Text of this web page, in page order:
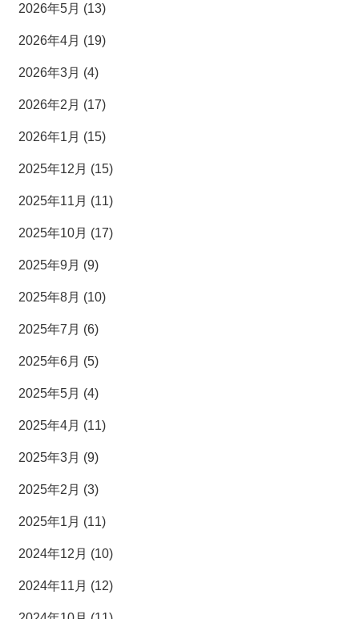
2026年5月 (13)
2026年4月 (19)
2026年3月 (4)
2026年2月 (17)
2026年1月 (15)
2025年12月 (15)
2025年11月 (11)
2025年10月 (17)
2025年9月 (9)
2025年8月 (10)
2025年7月 (6)
2025年6月 (5)
2025年5月 (4)
2025年4月 (11)
2025年3月 (9)
2025年2月 (3)
2025年1月 (11)
2024年12月 (10)
2024年11月 (12)